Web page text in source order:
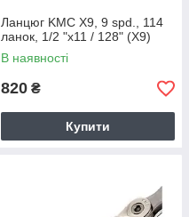
Ланцюг KMC X9, 9 spd., 114
ланок, 1/2 "x11 / 128" (X9)
В наявності
820 ₴
Купити